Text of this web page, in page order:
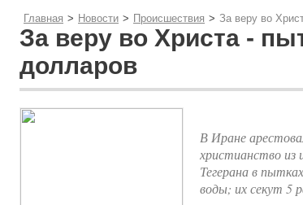
Главная > Новости > Происшествия > За веру во
За веру во Христа -
долларов
В Иране
христианство
Тегерана в
воды; их секут 5